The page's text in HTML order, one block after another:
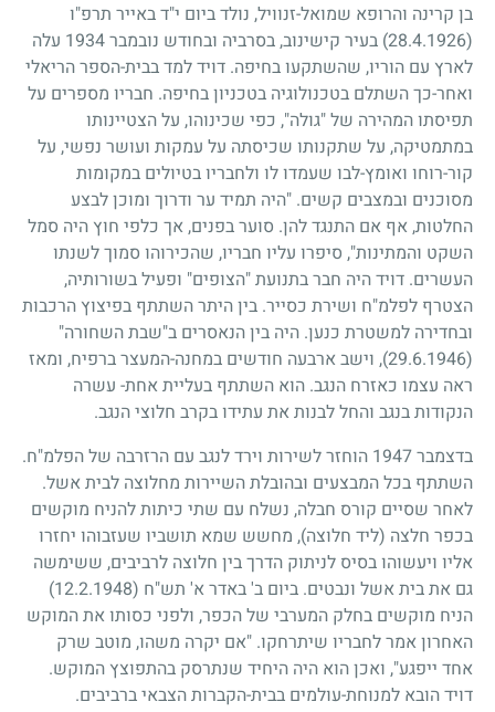
בן קרינה והרופא שמואל-זנוויל, נולד ביום י"ד באייר תרפ"ו
(28.4.1926)
בעיר קישינוב, בסרביה ובחודש נובמבר1934 עלה
לארץ עם הוריו, שהשתקעו בחיפה. דויד למד בבית-הספר הריאלי
ואחר-כך השתלם בטכנולוגיה בטכניון בחיפה. חבריו מספרים על
תפיסתו המהירה של "גולה", כפי שכינוהו, על הצטיינותו
במתמטיקה, על שתקנותו שכיסתה על עמקות ועושר נפשי, על
קור-רוחו ואומץ-לבו שעמדו לו ולחבריו בטיולים במקומות
מסוכנים ובמצבים קשים. "היה תמיד ער ודרוך ומוכן לבצע
החלטות, אף אם התנגד להן. סוער בפנים, אך כלפי חוץ היה סמל
השקט והמתינות", סיפרו עליו חבריו, שהכירוהו סמוך לשנתו
העשרים. דויד היה חבר בתנועת "הצופים" ופעיל בשורותיה,
הצטרף לפלמ"ח ושירת כסייר. בין היתר השתתף בפיצוץ הרכבות
ובחדירה למשטרת כנען. היה בין הנאסרים ב"שבת השחורה"
(29.6.1946)
, וישב ארבעה חודשים במחנה-המעצר ברפיח, ומאז
ראה עצמו כאזרח הנגב. הוא השתתף בעליית אחת- עשרה
הנקודות בנגב והחל לבנות את עתידו בקרב חלוצי הנגב.
בדצמבר1947 הוחזר לשירות וירד לנגב עם הרזרבה של הפלמ"ח.
השתתף בכל המבצעים ובהובלת השיירות מחלוצה לבית אשל.
לאחר שסיים קורס חבלה, נשלח עם שתי כיתות להניח מוקשים
בכפר חלצה (ליד חלוצה), מחשש שמא תושביו שעזבוהו יחזרו
אליו ויעשוהו בסיס לניתוק הדרך בין חלוצה לרביבים, ששימשה
גם את בית אשל ונבטים. ביום ב' באדר א' תש"ח (12.2.1948)
הניח מוקשים בחלק המערבי של הכפר, ולפני כסותו את המוקש
האחרון אמר לחבריו שיתרחקו. "אם יקרה משהו, מוטב שרק
אחד ייפגע", ואכן הוא היה היחיד שנתרסק בהתפוצץ המוקש.
דויד הובא למנוחת-עולמים בבית-הקברות הצבאי ברביבים.